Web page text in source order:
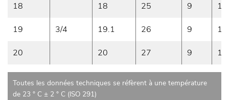
18 18 25 9 12
19 3/4 19.1 26 9 12
20 20 27 9 12
Toutes les données techniques se réfèrent à une température
de 23 ° C ± 2 ° C (ISO 291)